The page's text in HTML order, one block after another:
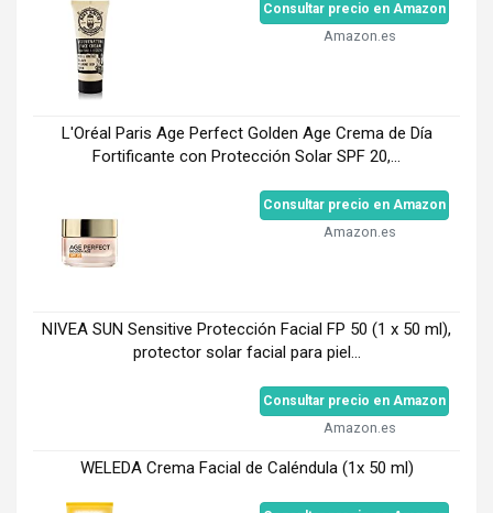
Consultar precio en Amazon
Amazon.es
L'Oréal Paris Age Perfect Golden Age Crema de Día
Fortificante con Protección Solar SPF 20,...
Consultar precio en Amazon
Amazon.es
NIVEA SUN Sensitive Protección Facial FP 50 (1 x 50 ml),
protector solar facial para piel...
Consultar precio en Amazon
Amazon.es
WELEDA Crema Facial de Caléndula (1x 50 ml)